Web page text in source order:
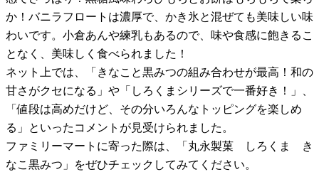
か！バニラフロートは濃厚で、かき氷と混ぜても美味しい味
わいです。小倉あんや練乳もあるので、味や食感に飽きるこ
となく、美味しく食べられました！
ネット上では、「きなこと黒みつの組み合わせが最高！和の
甘さがクセになる」や「しろくまシリーズで一番好き！」、
「値段は高めだけど、その分いろんなトッピングを楽しめ
る」といったコメントが見受けられました。
ファミリーマートに寄った際は、「丸永製菓 しろくま き
なこ黒みつ」をぜひチェックしてみてください。